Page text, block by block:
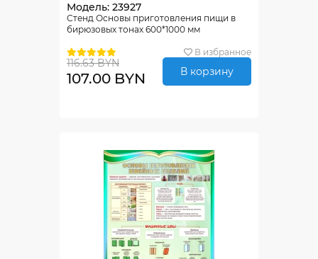
Модель: 23927
Стенд Основы приготовления пищи в
бирюзовых тонах 600*1000 мм
В избранное
116.63 BYN
107.00 BYN В корзину